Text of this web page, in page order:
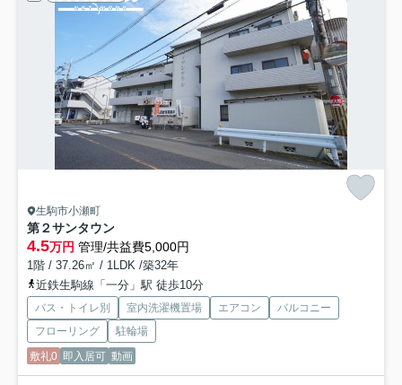
生駒市小瀬町
第２サンタウン
4.5万円 管理/共益費5,000円
1階 / 37.26㎡ / 1LDK /築32年
近鉄生駒線「一分」駅 徒歩10分
バス・トイレ別 室内洗濯機置場 エアコン
バルコニー
フローリング
駐輪場
敷礼0 即入居可 動画